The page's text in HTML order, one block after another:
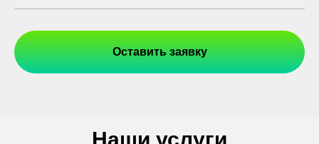
Оставить заявку